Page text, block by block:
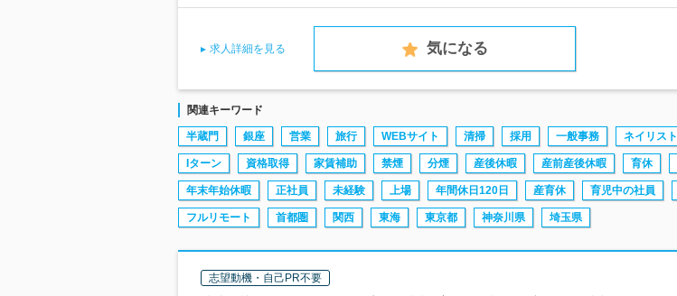
求人詳細を見る 気になる
関連キーワード
半蔵門 銀座 営業 旅行 WEBサイト 清掃 採用 一般事務 ネイリスト
Iターン 資格取得 家賃補助 禁煙 分煙 産後休暇 産前産後休暇 育休
年末年始休暇 正社員 未経験 上場 年間休日120日 産育休 育児中の社員
フルリモート 首都圏 関西 東海 東京都 神奈川県 埼玉県
志望動機・自己PR不要